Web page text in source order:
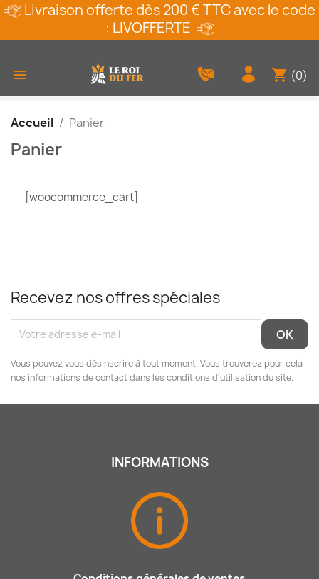
Livraison offerte dès 200 € TTC avec le code
: LIVOFFERTE
 shopping_cart (0)
Accueil Panier
Panier
[woocommerce_cart]
Recevez nos offres spéciales
Vous pouvez vous désinscrire à tout moment. Vous trouverez pour cela
nos informations de contact dans les conditions d'utilisation du site.
INFORMATIONS